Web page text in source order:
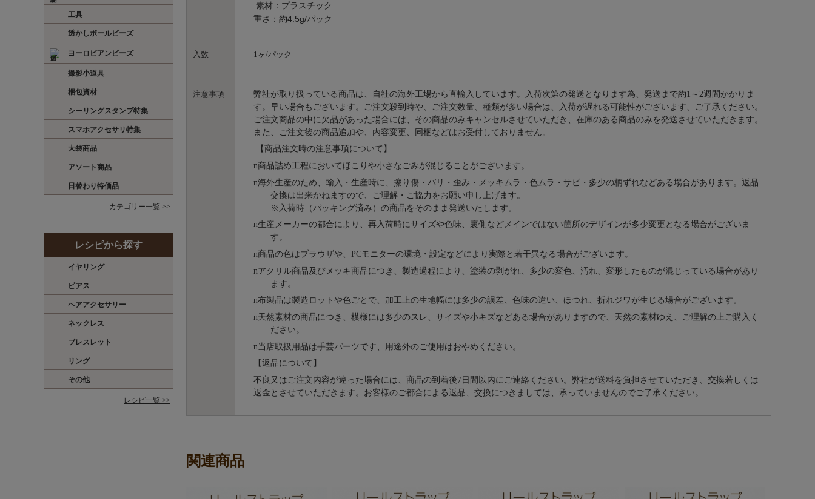
工具
透かしボールビーズ
ヨーロピアンビーズ
撮影小道具
梱包資材
シーリングスタンプ特集
スマホアクセサリ特集
大袋商品
アソート商品
日替わり特価品
カテゴリー一覧 >>
レシピから探す
イヤリング
ピアス
ヘアアクセサリー
ネックレス
ブレスレット
リング
その他
レシピ一覧 >>
素材：プラスチック
重さ：約4.5g/パック
入数 1ヶ/パック
注意事項 弊社が取り扱っている商品は、自社の海外工場から直輸入しています。入荷次第の発送となります為、発送まで約1～2週間かかりま
す。早い場合もございます。ご注文殺到時や、ご注文数量、種類が多い場合は、入荷が遅れる可能性がございます、ご了承ください。
ご注文商品の中に欠品があった場合には、その商品のみキャンセルさせていただき、在庫のある商品のみを発送させていただきます。
また、ご注文後の商品追加や、内容変更、同梱などはお受付しておりません。
【商品注文時の注意事項について】
n商品詰め⼯程においてほこりや⼩さなごみが混じることがございます。
n海外⽣産のため、輸⼊・⽣産時に、擦り傷・バリ・歪み・メッキムラ・色ムラ・サビ・多少の柄ずれなどある場合があります。返品
交換は出来かねますので、ご理解・ご協⼒をお願い申し上げます。
※⼊荷時（パッキング済み）の商品をそのまま発送いたします。
n⽣産メーカーの都合により、再⼊荷時にサイズや⾊味、裏側などメインではない箇所のデザインが多少変更となる場合がございま
す。
n商品の⾊はブラウザや、PCモニターの環境・設定などにより実際と若⼲異なる場合がございます。
nアクリル商品及びメッキ商品につき、製造過程により、塗装の剥がれ、多少の変色、汚れ、変形したものが混じっている場合があり
ます。
n布製品は製造ロットや色ごとで、加工上の生地幅には多少の誤差、色味の違い、ほつれ、折れジワが生じる場合がございます。
n天然素材の商品につき、模様には多少のスレ、サイズや小キズなどある場合がありますので、天然の素材ゆえ、ご理解の上ご購入く
ださい。
n当店取扱用品は⼿芸パーツです、⽤途外のご使⽤はおやめください。
【返品について】
不良又はご注文内容が違った場合には、商品の到着後7日間以内にご連絡ください。弊社が送料を負担させていただき、交換若しくは
返金とさせていただきます。お客様のご都合による返品、交換につきましては、承っていませんのでご了承ください。
関連商品